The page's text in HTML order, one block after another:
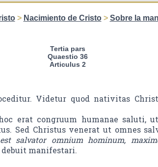
> Nacimiento de Cristo> Sobre la
Tertia pars
Quaestio 36
Articulus 2
Videtur quod nativitas
erat congruum humanae saluti,
Sed Christus venerat ut omnes
salvator omnium hominum,
manifestari.